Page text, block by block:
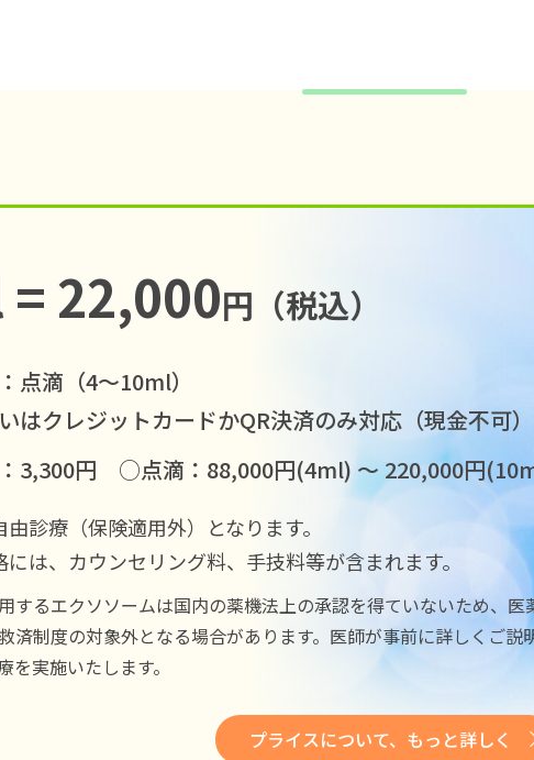
22,000円（税込）
点滴（4〜10ml）
はクレジットカードかQR決済のみ対応（現金不可）
3,300円 ○点滴：88,000円(4ml) 〜 220,000円
診療（保険適用外）となります。
は、カウンセリング料、手技料等が含まれます。
するエクソソームは国内の薬機法上の承認を得ていないため、医
済制度の対象外となる場合があります。医師が事前に詳しくご説
を実施いたします。
プライスについて、もっと詳しく